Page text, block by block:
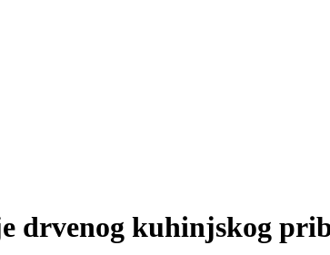
drvenog kuhinjskog